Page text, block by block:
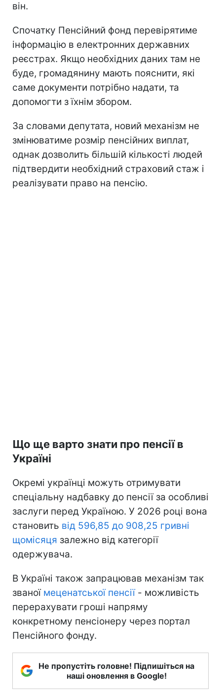
він.
Спочатку Пенсійний фонд перевірятиме
інформацію в електронних державних
реєстрах. Якщо необхідних даних там не
буде, громадянину мають пояснити, які
саме документи потрібно надати, та
допомогти з їхнім збором.
За словами депутата, новий механізм не
змінюватиме розмір пенсійних виплат,
однак дозволить більшій кількості людей
підтвердити необхідний страховий стаж і
реалізувати право на пенсію.
Що ще варто знати про пенсії в
Україні
Окремі українці можуть отримувати
спеціальну надбавку до пенсії за особливі
заслуги перед Україною. У 2026 році вона
становить від 596,85 до 908,25 гривні
щомісяця залежно від категорії
одержувача.
В Україні також запрацював механізм так
званої меценатської пенсії- можливість
перерахувати гроші напряму
конкретному пенсіонеру через портал
Пенсійного фонду.
Не пропустіть головне! Підпишіться на
наші оновлення в Google!